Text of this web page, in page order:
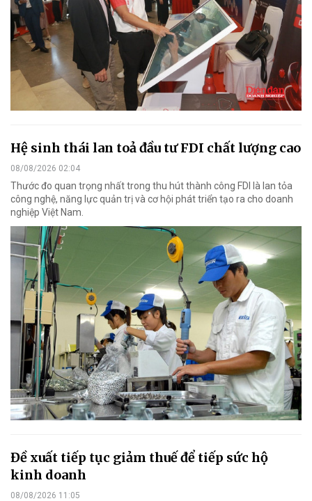
Hệ sinh thái lan toả đầu tư FDI chất lượng cao
08/08/2026 02:04
Thước đo quan trọng nhất trong thu hút thành công FDI là lan tỏa
công nghệ, năng lực quản trị và cơ hội phát triển tạo ra cho doanh
nghiệp Việt Nam.
Đề xuất tiếp tục giảm thuế để tiếp sức hộ
kinh doanh
08/08/2026 11:05